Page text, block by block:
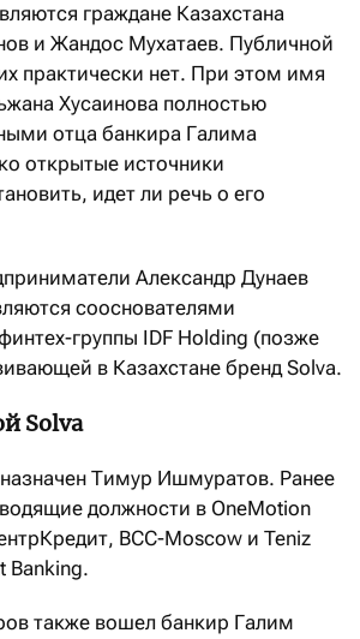
граждане Казахстана
и Жандос Мухатаев. Публичной
практически нет. При этом имя
Хусаинова полностью
отца банкира Галима
открытые источники
идет ли речь о его
Александр Дунаев
сооснователями
группы IDF Holding (позже
в Казахстане бренд Solva.
Solva
назначен Тимур Ишмуратов. Ранее
должности в OneMotion
BCC-Moscow и Teniz
Banking.
также вошел банкир Галим